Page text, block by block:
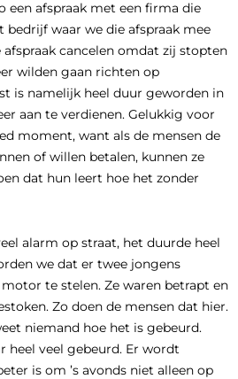
een afspraak met een firma die
bedrijf waar we die afspraak mee
afspraak cancelen omdat zij stopten
wilden gaan richten op
is namelijk heel duur geworden in
aan te verdienen. Gelukkig voor
moment, want als de mensen de
of willen betalen, kunnen ze
dat hun leert hoe het zonder
alarm op straat, het duurde heel
we dat er twee jongens
te stelen. Ze waren betrapt en
Zo doen de mensen dat hier.
niemand hoe het is gebeurd.
heel veel gebeurd. Er wordt
is om ’s avonds niet alleen op